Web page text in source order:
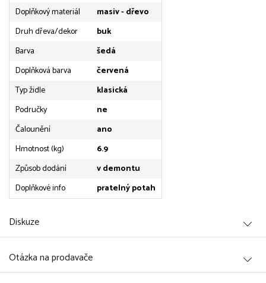
Doplňkový materiál
masiv - dřevo
Druh dřeva/dekor
buk
Barva
šedá
Doplňková barva
červená
Typ židle
klasická
Područky
ne
Čalounění
ano
Hmotnost (kg)
6.9
Způsob dodání
v demontu
Doplňkové info
pratelný potah
Diskuze
Otázka na prodavače